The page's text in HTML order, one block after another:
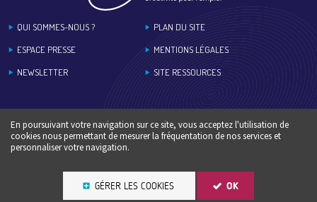
QUI SOMMES-NOUS ?
ESPACE PRESSE
NEWSLETTER
PLAN DU SITE
MENTIONS LÉGALES
SITE RESSOURCES
En poursuivant votre navigation sur ce site, vous acceptez l'utilisation de
cookies nous permettant de mesurer la fréquentation de nos services et
personnaliser votre navigation.
GÉRER LES COOKIES OK